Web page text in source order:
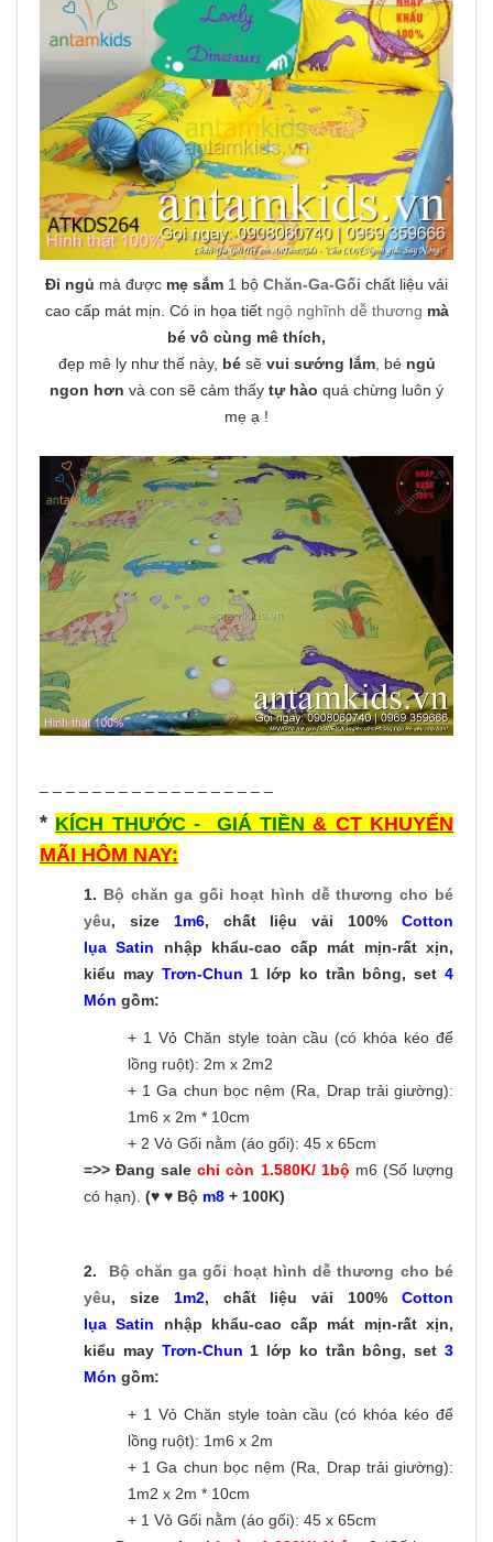
Đi ngủ mà được mẹ sắm 1 bộ Chăn-Ga-Gối chất liệu vải
cao cấp mát mịn. Có in họa tiết ngộ nghĩnh dễ thương mà
bé vô cùng mê thích,
đẹp mê ly như thế này, bésẽ vui sướng lắm, bé ngủ
ngon hơn và con sẽ cảm thấy tự hào quá chừng luôn ý
mẹ ạ !
* KÍCH THƯỚC - GIÁ TIỀN & CT KHUYẾN
MÃI HÔM NAY:
1. Bộ chăn ga gối hoạt hình dễ thươngcho bé
yêu, size 1m6, chất liệu vải 100%Cotton
lụa Satin nhập khẩu-cao cấp mát mịn-rất xịn,
kiểu may Trơn-Chun 1 lớp ko trần bông, set4
Món gồm:
+ 1 Vỏ Chăn style toàn cầu (có khóa kéo để
lồng ruột): 2m x 2m2
+ 1 Ga chun bọc nệm (Ra, Drap trải giường):
1m6 x 2m * 10cm
+ 2 Vỏ Gối nằm (áo gối): 45 x 65cm
=>> Đang salechỉ còn 1.580K/ 1bộ m6 (Số lượng
có hạn). (♥ ♥ Bộ m8 + 100K)
2. Bộ chăn ga gối hoạt hình dễ thương cho bé
yêu, size 1m2, chất liệu vải 100%Cotton
lụa Satin nhập khẩu-cao cấp mát mịn-rất xịn,
kiểu may Trơn-Chun 1 lớp ko trần bông, set3
Món gồm:
+ 1 Vỏ Chăn style toàn cầu (có khóa kéo để
lồng ruột): 1m6 x 2m
+ 1 Ga chun bọc nệm (Ra, Drap trải giường):
1m2 x 2m * 10cm
+ 1 Vỏ Gối nằm (áo gối): 45 x 65cm